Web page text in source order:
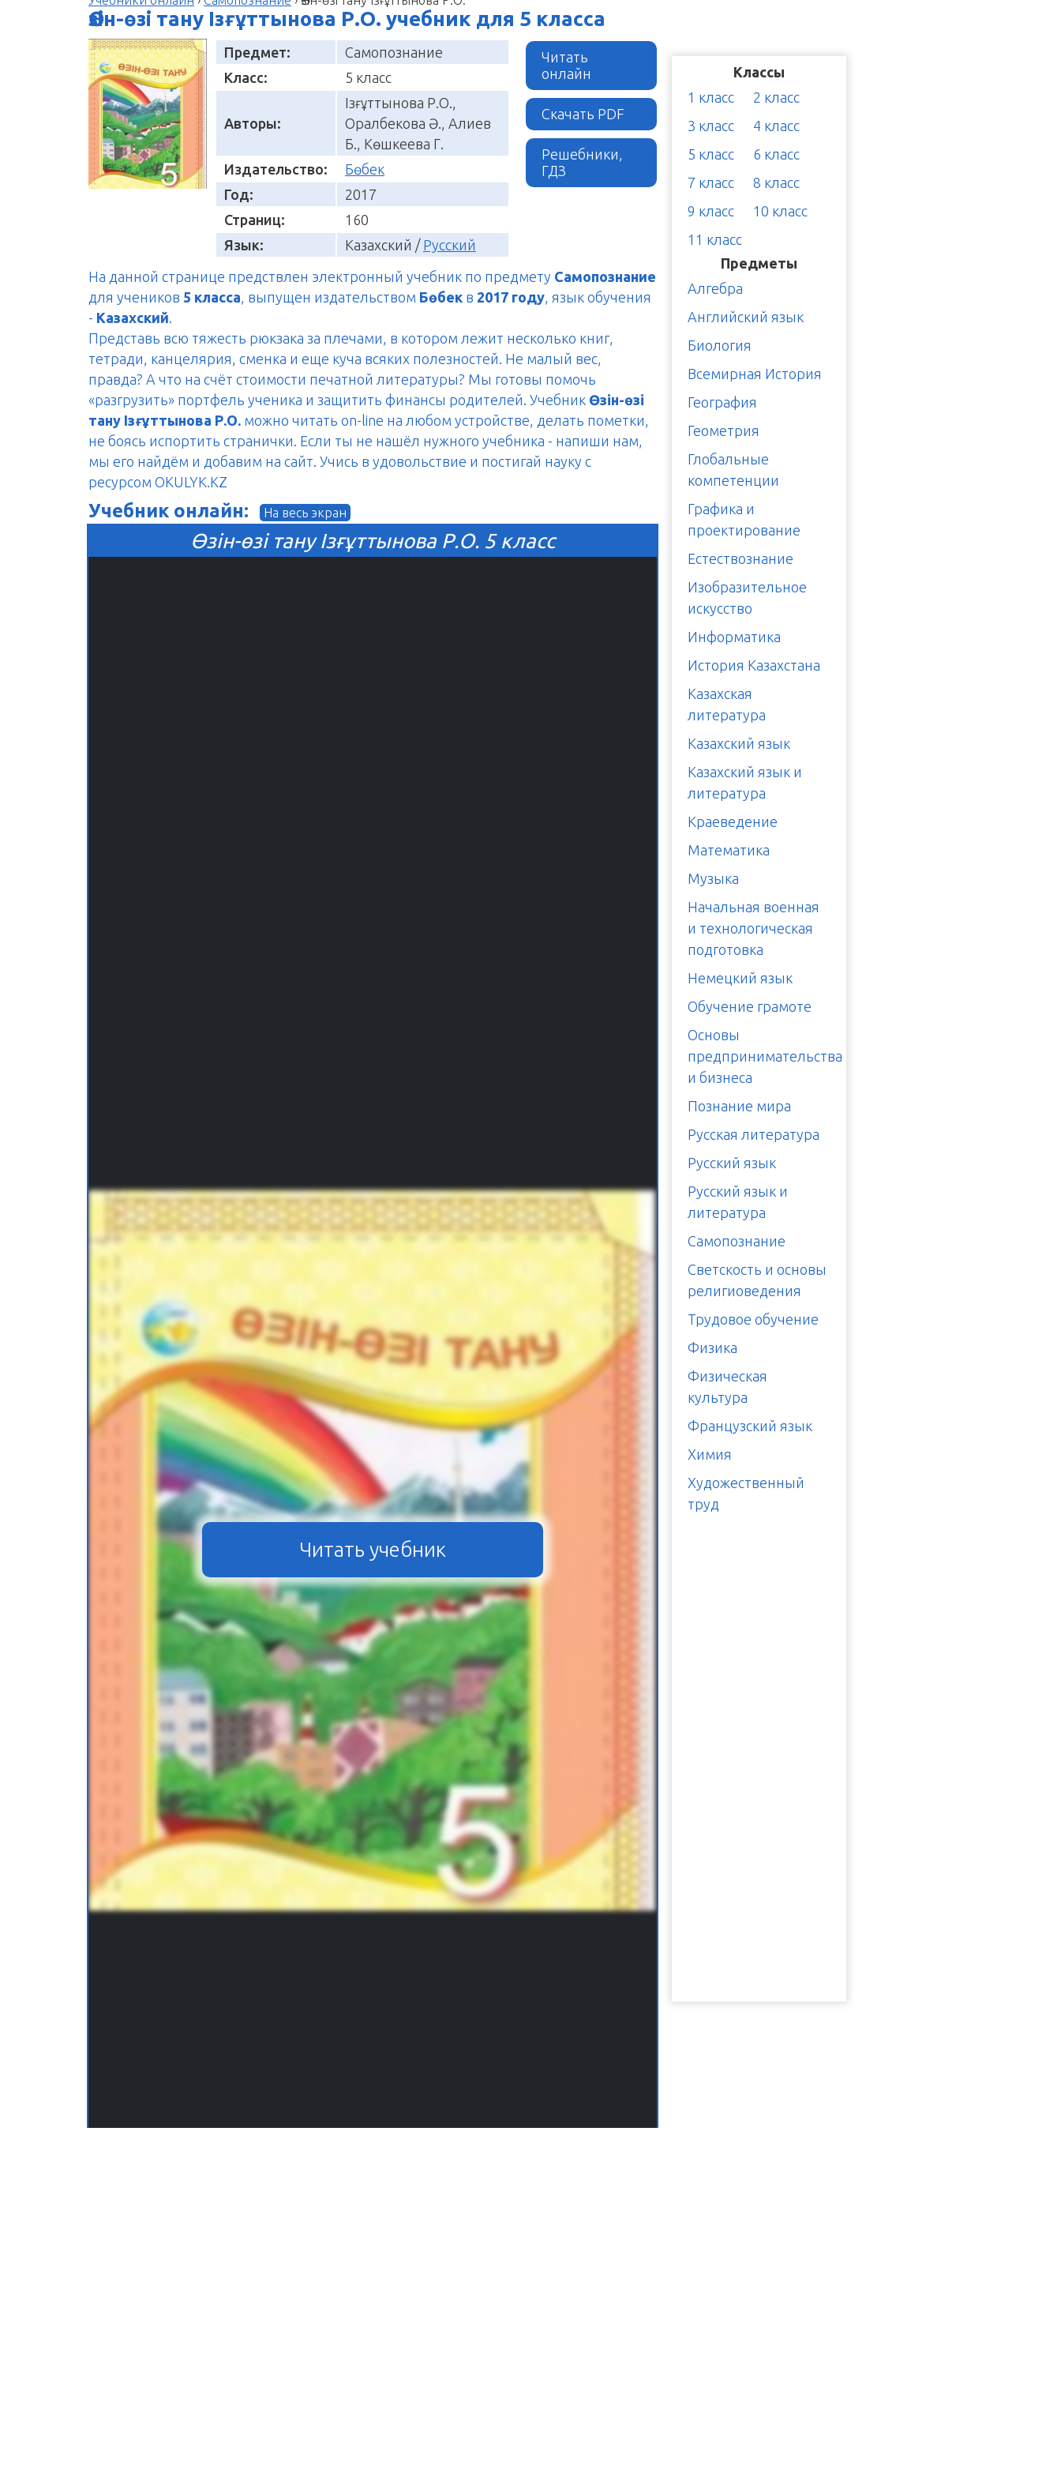
Өзін-өзі тану Ізғұттынова Р.О. учебник для 5 класса
Предмет:
Самопознание
Класс:
5 класс
Авторы:
Ізғұттынова Р.О.,
Оралбекова Ә., Алиев
Б., Көшкеева Г.
Издательство:
Бөбек
Год:
2017
Страниц:
160
Язык:
Казахский / Русский
Читать
онлайн
Скачать PDF
Решебники,
ГДЗ
На данной странице предствлен электронный учебник по предмету Самопознание
для учеников 5 класса , выпущен издательством Бөбек в 2017 году , язык обучения
- Казахский
Представь всю тяжесть рюкзака за плечами, в котором лежит несколько книг,
тетради, канцелярия, сменка и еще куча всяких полезностей. Не малый вес,
правда? А что на счёт стоимости печатной литературы? Мы готовы помочь
«разгрузить» портфель ученика и защитить финансы родителей. Учебник Өзін-өзі
тану Ізғұттынова Р.О. можно читать on-line на любом устройстве, делать пометки,
не боясь испортить странички. Если ты не нашёл нужного учебника - напиши нам,
мы его найдём и добавим на сайт. Учись в удовольствие и постигай науку с
ресурсом OKULYK.KZ
Учебник онлайн: На весь экран
Өзін-өзі тану Ізғұттынова Р.О. 5 класс
Читать учебник
Классы
1 класс
2 класс
3 класс
4 класс
5 класс
6 класс
7 класс
8 класс
9 класс
10 класс
11 класс
Предметы
Алгебра
Английский язык
Биология
Всемирная История
География
Геометрия
Глобальные
компетенции
Графика и
проектирование
Естествознание
Изобразительное
искусство
Информатика
История Казахстана
Казахская
литература
Казахский язык
Казахский язык и
литература
Краеведение
Математика
Музыка
Начальная военная
и технологическая
подготовка
Немецкий язык
Обучение грамоте
Основы
предпринимательства
и бизнеса
Познание мира
Русская литература
Русский язык
Русский язык и
литература
Самопознание
Светскость и основы
религиоведения
Трудовое обучение
Физика
Физическая
культура
Французский язык
Химия
Художественный
труд